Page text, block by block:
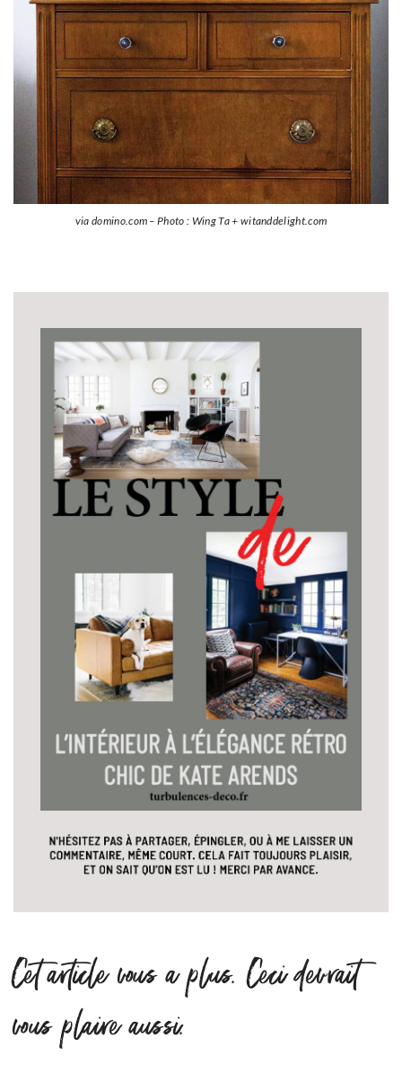
via domino.com – Photo : Wing Ta + witanddelight.com
Cet article vous a plus. Ceci devrait
vous plaire aussi.